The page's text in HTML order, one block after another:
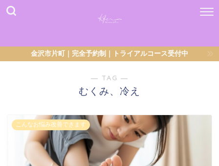
金沢市片町｜完全予約制｜トライアルコース受付中
― TAG ―
むくみ、冷え
こんなお悩み改善できます